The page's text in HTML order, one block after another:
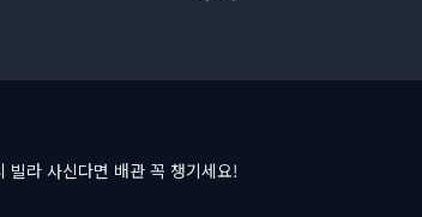
빌라 사신다면 배관 꼭 챙기세요!